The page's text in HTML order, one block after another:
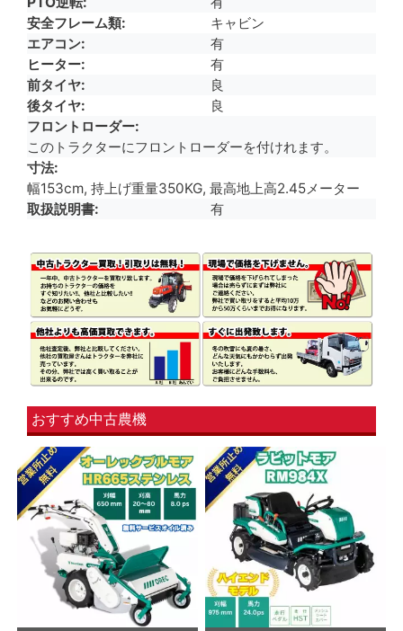
安全フレーム類
キャビン
エアコン
有
ヒーター
有
前タイヤ
良
後タイヤ
良
フロントローダー
このトラクターにフロントローダーを付けれます。
寸法
幅153cm, 持上げ重量350KG, 最高地上高2.45メーター
取扱説明書
有
おすすめ中古農機